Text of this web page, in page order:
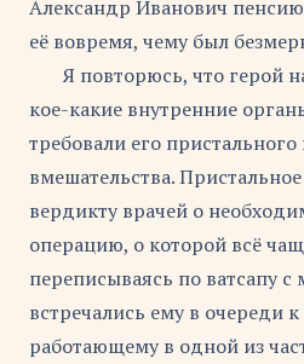
Александр Иванович
её вовремя, чему был
Я повторюсь, что герой
кое-какие внутренние
требовали его
вмешательства.
вердикту врачей о
операцию, о которой всё
переписываясь по ватсапу
встречались ему в очереди
работающему в одной из